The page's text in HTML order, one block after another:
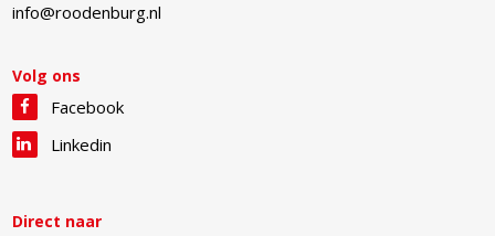
info@roodenburg.nl
Volg ons
Facebook
Linkedin
Direct naar